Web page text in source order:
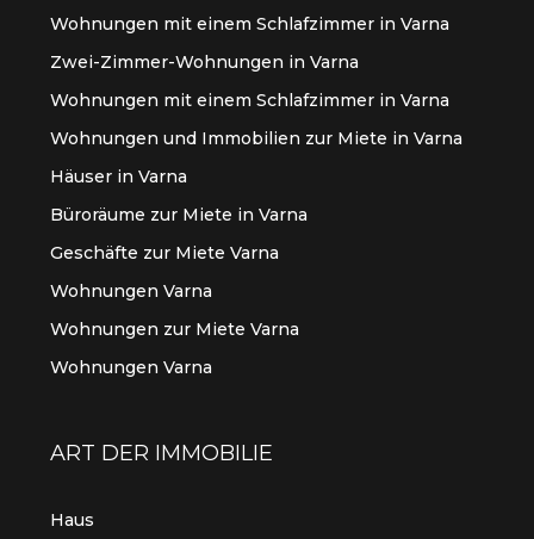
Wohnungen mit einem Schlafzimmer in Varna
Zwei-Zimmer-Wohnungen in Varna
Wohnungen mit einem Schlafzimmer in Varna
Wohnungen und Immobilien zur Miete in Varna
Häuser in Varna
Büroräume zur Miete in Varna
Geschäfte zur Miete Varna
Wohnungen Varna
Wohnungen zur Miete Varna
Wohnungen Varna
ART DER IMMOBILIE
Haus